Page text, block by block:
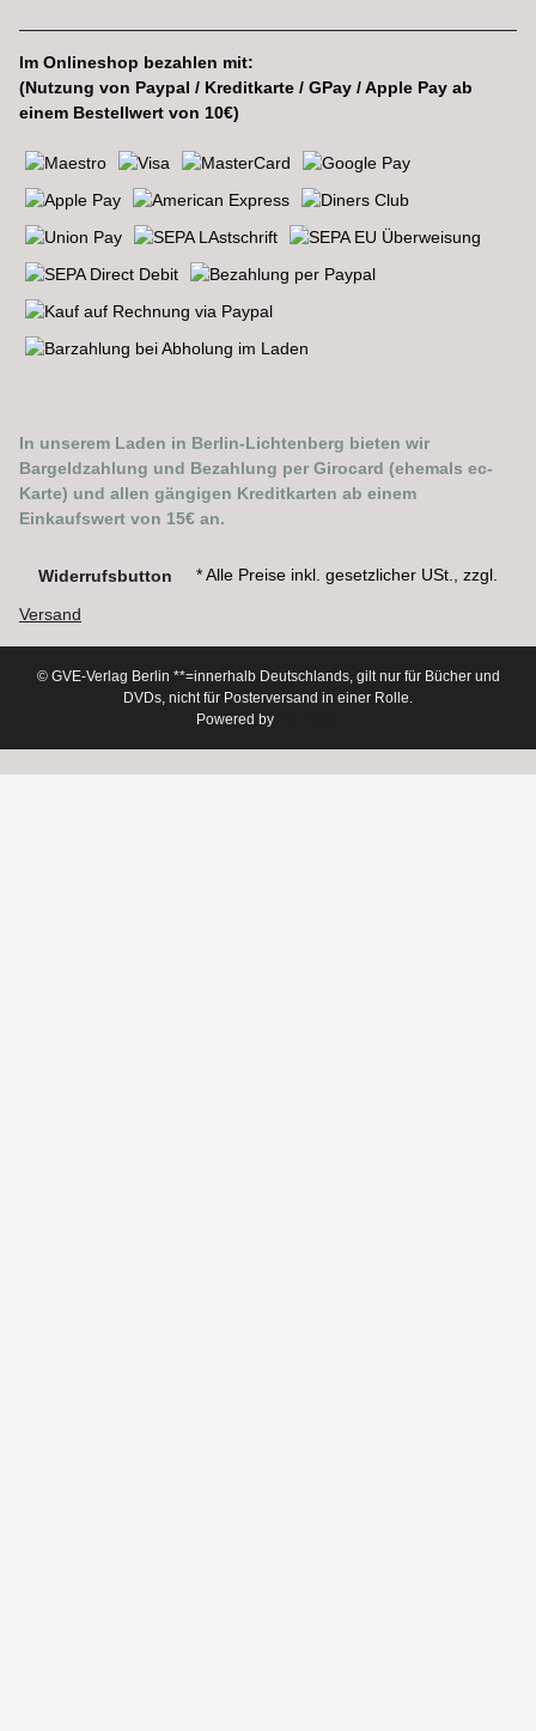
Im Onlineshop bezahlen mit:
(Nutzung von Paypal / Kreditkarte / GPay / Apple Pay ab
einem Bestellwert von 10€)
In unserem Laden in Berlin-Lichtenberg bieten wir
Bargeldzahlung und Bezahlung per Girocard (ehemals ec-
Karte) und allen gängigen Kreditkarten ab einem
Einkaufswert von 15€ an.
Widerrufsbutton * Alle Preise inkl. gesetzlicher USt., zzgl.
Versand
© GVE-Verlag Berlin **=innerhalb Deutschlands, gilt nur für Bücher und
DVDs, nicht für Posterversand in einer Rolle.
Powered by